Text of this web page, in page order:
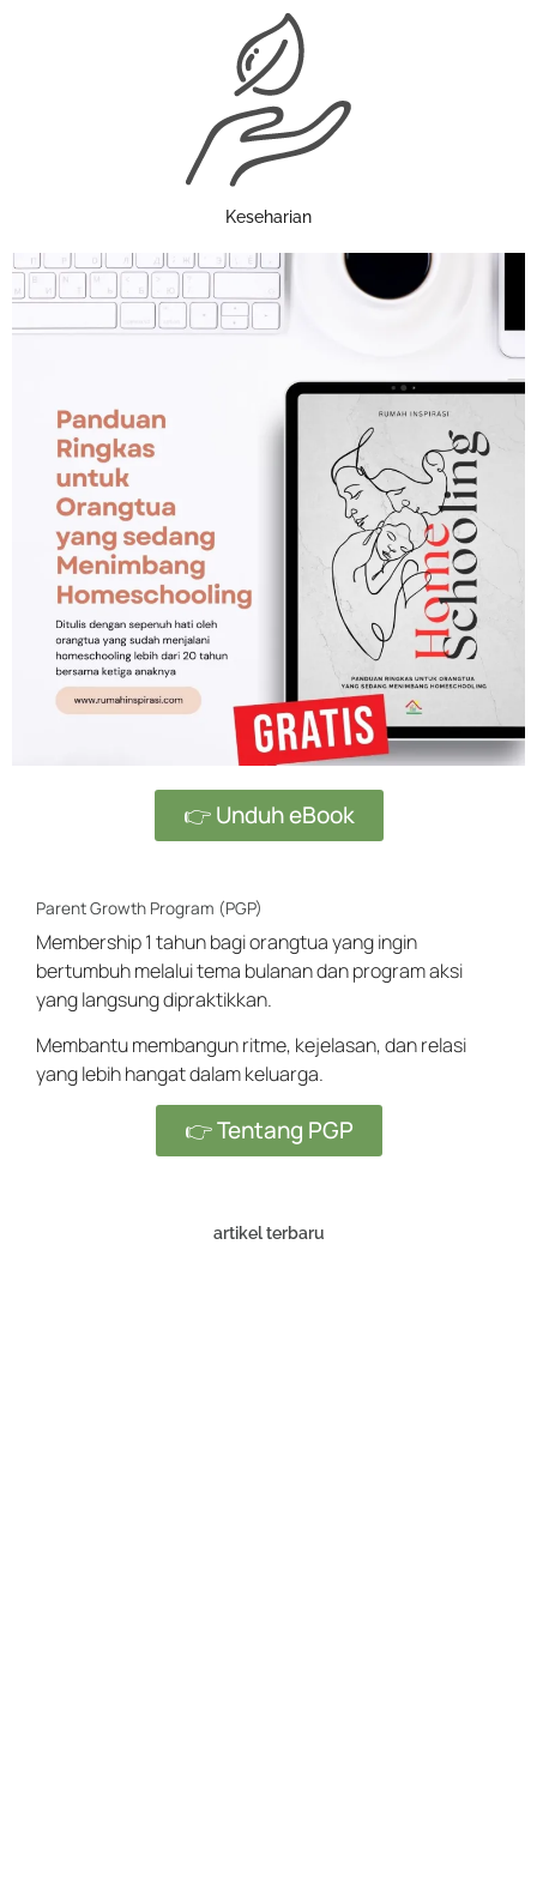
Keseharian
👉 Unduh eBook
Parent Growth Program (PGP)
Membership 1 tahun bagi orangtua yang ingin
bertumbuh melalui tema bulanan dan program aksi
yang langsung dipraktikkan.
Membantu membangun ritme, kejelasan, dan relasi
yang lebih hangat dalam keluarga.
👉 Tentang PGP
artikel terbaru